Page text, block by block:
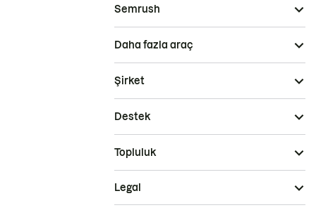
Semrush
Daha fazla araç
Şirket
Destek
Topluluk
Legal